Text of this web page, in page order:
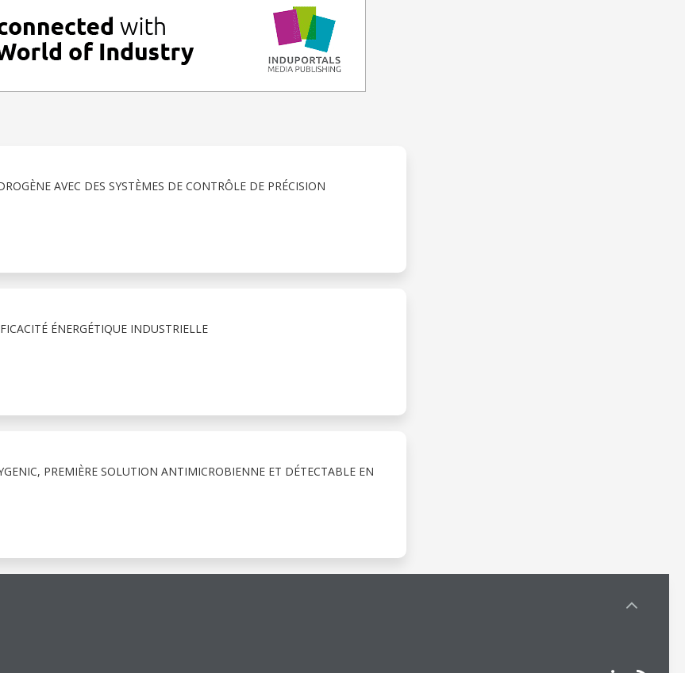
AVEC DES SYSTÈMES DE CONTRÔLE DE PRÉCISION
ÉNERGÉTIQUE INDUSTRIELLE
PREMIÈRE SOLUTION ANTIMICROBIENNE ET DÉTECTABLE EN